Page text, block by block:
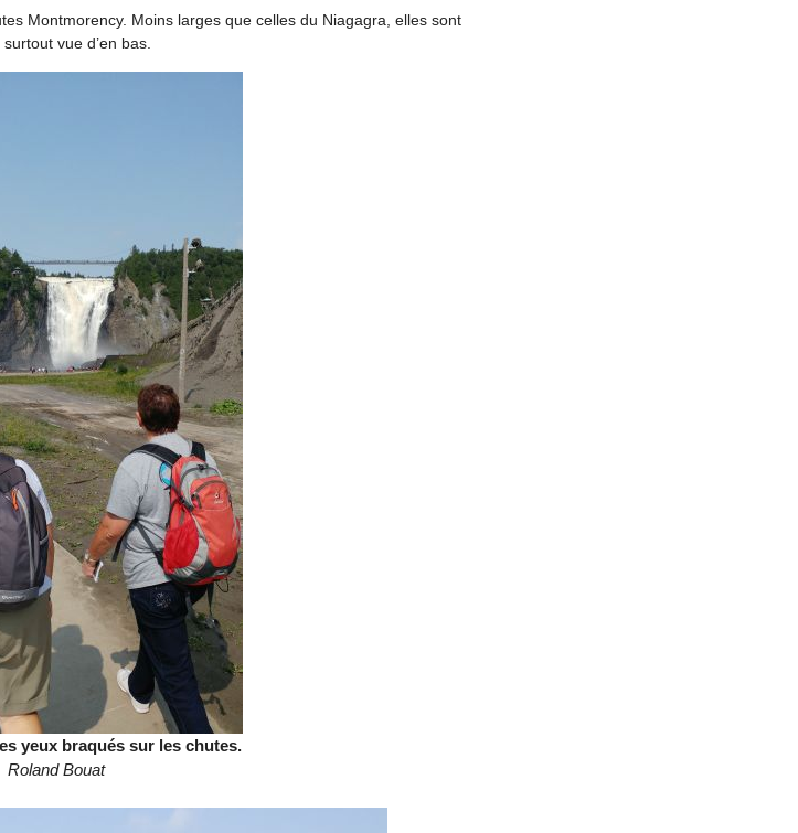
Montmorency. Moins larges que celles du Niagagra, elles sont
vue d’en bas.
yeux braqués sur les chutes.
Roland Bouat